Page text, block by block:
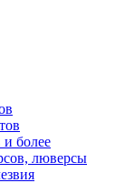
более
люверсы